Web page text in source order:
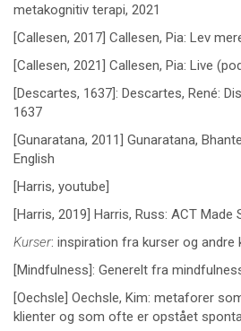
metakognitiv terapi, 2021
[Callesen, 2017] Callesen, Pia: Lev
[Callesen, 2021] Callesen, Pia: Live
[Descartes, 1637]: Descartes, René:
1637
[Gunaratana, 2011] Gunaratana,
English
[Harris, youtube]
[Harris, 2019] Harris, Russ: ACT Made
Kurser: inspiration fra kurser og andre
[Mindfulness]: Generelt fra
[Oechsle] Oechsle, Kim: metaforer
klienter og som ofte er opstået